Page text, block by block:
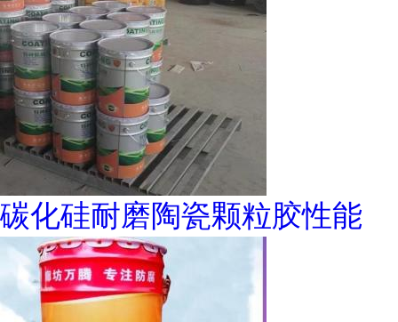
碳化硅耐磨陶瓷颗粒胶性能